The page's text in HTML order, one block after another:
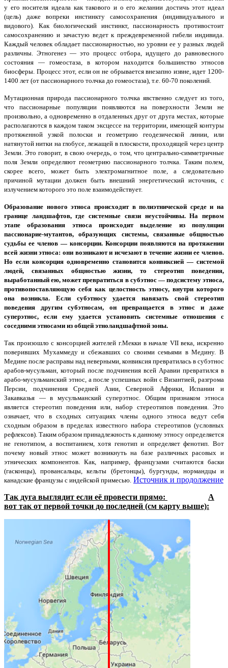
у его носителя идеала как такового и о его желании достичь этот идеал
(цель) даже вопреки инстинкту самосохранения (индивидуального и
видового). Как биологический инстинкт, пассионарность противостоит
самосохранению и зачастую ведет к преждевременной гибели индивида.
Каждый человек обладает пассионарностью, но уровни ее у разных людей
различны. Этногенез — это процесс отбора, идущего до равновесного
состояния — гомеостаза, в котором находится большинство этносов
биосферы. Процесс этот, если он не обрывается внезапно извне, идет 1200-
1400 лет (от пассионарного толчка до гомеостаза), т.е. 60-70 поколений.
Мутационная природа пассионарного толчка явственно следует из того,
что пассионарные популяции появляются на поверхности Земли не
произвольно, а одновременно в отдаленных друг от друга местах, которые
располагаются в каждом таком эксцессе на территории, имеющей контуры
протяженной узкой полоски и геометрию геодезической линии, или
натянутой нитки на глобусе, лежащей в плоскости, проходящей через центр
Земли. Это говорит, в свою очередь, о том, что центрально-симметричные
поля Земли определяют геометрию пассионарного толчка. Таким полем,
скорее всего, может быть электромагнитное поле, а следовательно
причиной мутации должен быть внешний энергетический источник, с
излучением которого это поле взаимодействует.
Образование нового этноса происходит в полиэтнической среде и на
границе ландшафтов, где системные связи неустойчивы. На первом
этапе образования этноса происходит выделение из популяции
пассионарие-мутантов, образующих системы, связанные общностью
судьбы ее членов — консорции. Консорции появляются на протяжении
всей жизни этноса: они возникают и исчезают в течение жизни ее членов.
Но если консорция одновременно становится конвиксией — системой
людей, связанных общностью жизни, то стереотип поведения,
выработанный ею, может превратиться в субэтнос — подсистему этноса,
противопоставляющую себя как целостность этносу, внутри которого
она возникла. Если субэтносу удается навязать свой стереотип
поведения другим субэтносам, он превращается в этнос и даже
суперэтнос, если ему удается установить системные отношения с
соседними этносами из общей этноландшафтной зоны.
Так произошло с консорцией жителей г.Мекки в начале VII века, искренно
поверивших Мухаммеду и сбежавших со своими семьями в Медину. В
Медине после расправы над неверными, конвиксия превратилась в субэтнос
арабов-мусульман, который после подчинения всей Аравии превратился в
арабо-мусульманский этнос, а после успешных войн с Византией, разгрома
Персии, подчинения Средней Азии, Северной Африки, Испании и
Закавказья — в мусульманский суперэтнос. Общим признаком этноса
является стереотип поведения или, набор стереотипов поведения. Это
означает, что в сходных ситуациях члены одного этноса ведут себя
сходным образом в пределах известного набора стереотипов (условных
рефлексов). Таким образом принадлежность к данному этносу определяется
не генотипом, а воспитанием, хотя генотип и определяет фенотип. Вот
почему новый этнос может возникнуть на базе различных расовых и
этнических компонентов. Как, например, французами считаются баски
(гасконцы), провансальцы, кельты (бретонцы), бургунды, нормандцы и
канадские французы с индейской примесью. Источник и продолжение
Так дуга выглядит если её провести прямо:
А
вот так от первой точки до последней (см карту выше):